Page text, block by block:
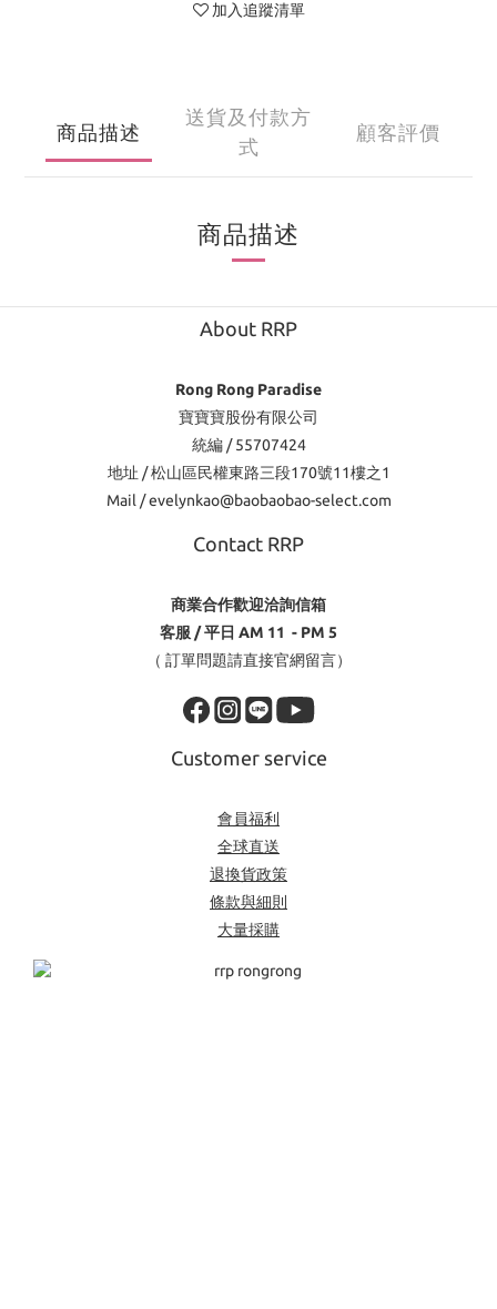
加入追蹤清單
商品描述
送貨及付款方
式
顧客評價
商品描述
About RRP
Rong Rong Paradise
寶寶寶股份有限公司
統編 / 55707424
地址 / 松山區民權東路三段170號11樓之1
Mail / evelynkao@baobaobao-select.com
Contact RRP
商業合作歡迎洽詢信箱
客服 / 平日 AM 11 - PM 5
（ 訂單問題請直接官網留言）
Customer service
會員福利
全球直送
退換貨政策
條款與細則
大量採購